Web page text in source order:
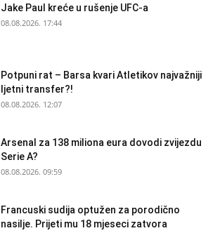
Jake Paul kreće u rušenje UFC-a
08.08.2026. 17:44
Potpuni rat – Barsa kvari Atletikov najvažniji
ljetni transfer?!
08.08.2026. 12:07
Arsenal za 138 miliona eura dovodi zvijezdu
Serie A?
08.08.2026. 09:59
Francuski sudija optužen za porodično
nasilje. Prijeti mu 18 mjeseci zatvora